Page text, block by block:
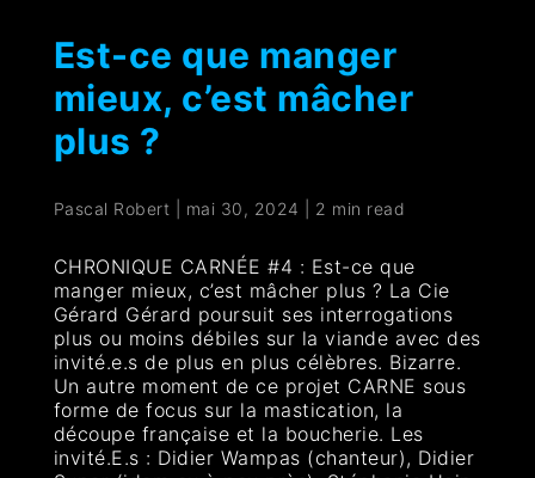
Est-ce que manger
mieux, c’est mâcher
plus ?
Pascal Robert mai 30, 2024 2 min read
CHRONIQUE CARNÉE #4 : Est-ce que
manger mieux, c’est mâcher plus ? La Cie
Gérard Gérard poursuit ses interrogations
plus ou moins débiles sur la viande avec des
invité.e.s de plus en plus célèbres. Bizarre.
Un autre moment de ce projet CARNE sous
forme de focus sur la mastication, la
découpe française et la boucherie. Les
invité.E.s : Didier Wampas (chanteur), Didier